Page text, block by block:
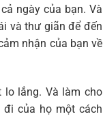
ngày của bạn. Và
và thư giãn để đến
nhận của bạn về
lo lắng. Và làm cho
đi của họ một cách